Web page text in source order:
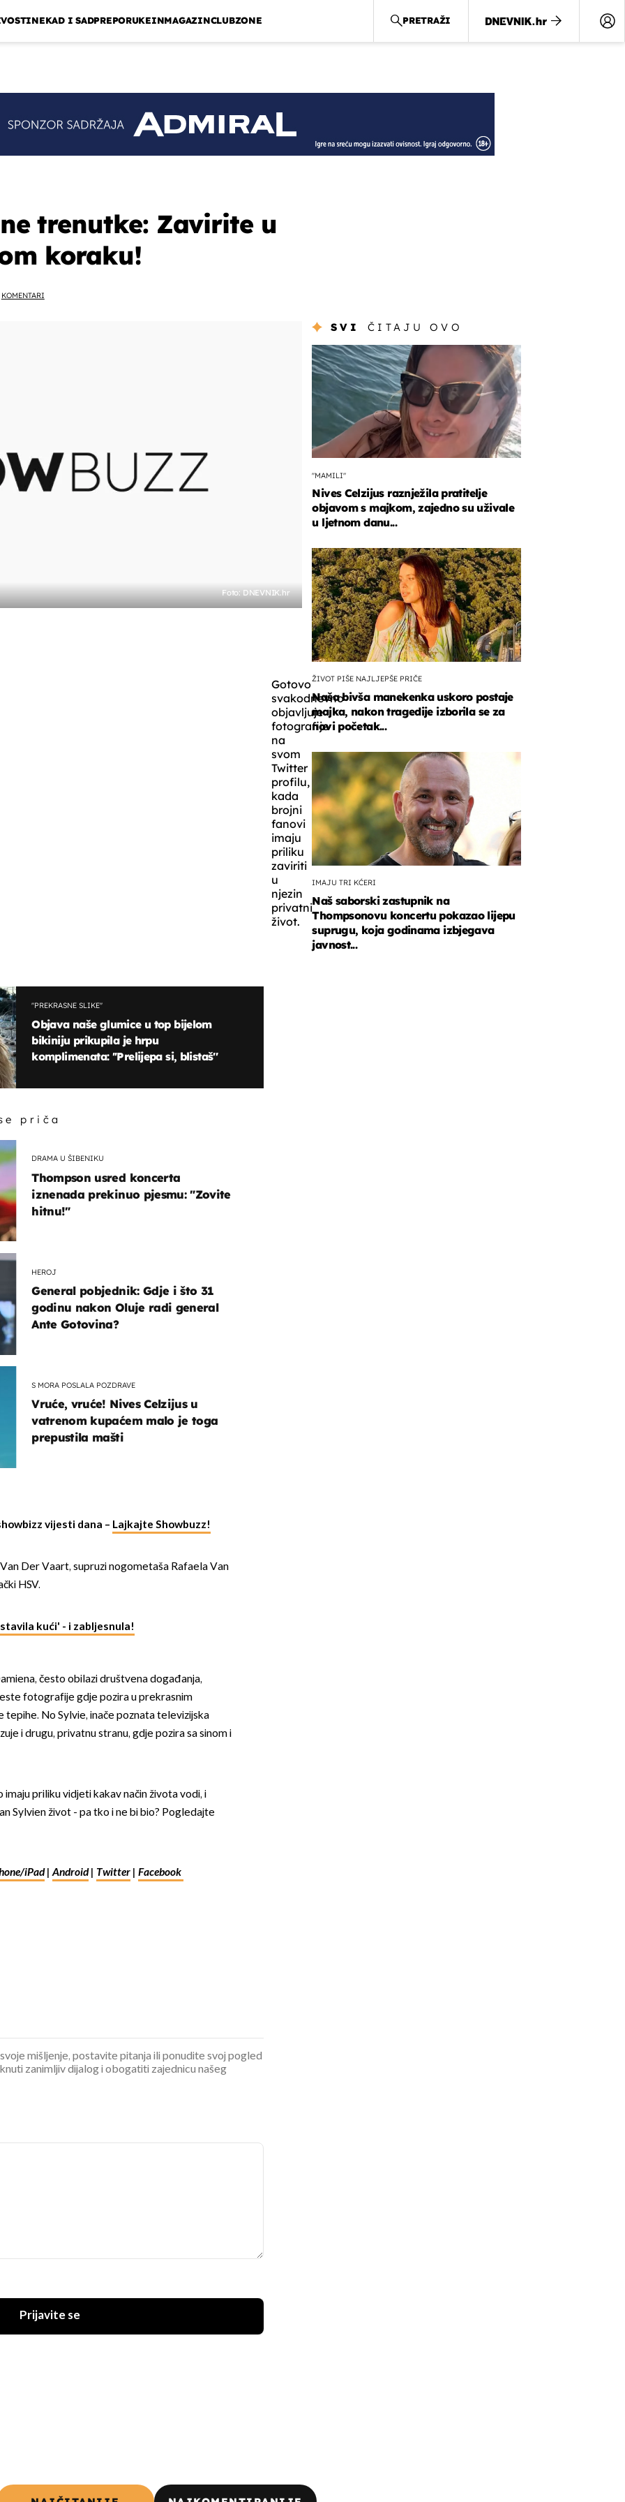
NEKAD I SADPREPORUKEINMAGAZINCLUBZONE PRETRAŽI
trenutke: Zavirite u
koraku!
KOMENTARI
Foto: DNEVNIK.hr
Gotovo
svakodnevno
objavljuje
fotografije
na
svom
Twitter
profilu,
kada
brojni
fanovi
imaju
priliku
zaviriti
u
njezin
privatni
život.
''PREKRASNE SLIKE''
Objava naše glumice u top bijelom
bikiniju prikupila je hrpu
komplimenata: ''Prelijepa si, blistaš''
priča
DRAMA U ŠIBENIKU
Thompson usred koncerta
iznenada prekinuo pjesmu: "Zovite
hitnu!"
HEROJ
General pobjednik: Gdje i što 31
godinu nakon Oluje radi general
Ante Gotovina?
S MORA POSLALA POZDRAVE
Vruće, vruće! Nives Celzijus u
vatrenom kupaćem malo je toga
prepustila mašti
vijesti dana – Lajkajte Showbuzz!
Der Vaart, supruzi nogometaša Rafaela Van
HSV.
kući' - i zabljesnula!
često obilazi društvena događanja,
fotografije gdje pozira u prekrasnim
tepihe. No Sylvie, inače poznata televizijska
i drugu, privatnu stranu, gdje pozira sa sinom i
priliku vidjeti kakav način života vodi, i
Sylvien život - pa tko i ne bi bio? Pogledajte
iPad|Android| Twitter| Facebook
SVI ČITAJU OVO
"MAMILI"
Nives Celzijus raznježila pratitelje
objavom s majkom, zajedno su uživale
u ljetnom danu...
ŽIVOT PIŠE NAJLJEPŠE PRIČE
Naša bivša manekenka uskoro postaje
majka, nakon tragedije izborila se za
novi početak...
IMAJU TRI KĆERI
Naš saborski zastupnik na
Thompsonovu koncertu pokazao lijepu
suprugu, koja godinama izbjegava
javnost...
mišljenje, postavite pitanja ili ponudite svoj pogled
zanimljiv dijalog i obogatiti zajednicu našeg
Prijavite se
OMOGUĆI OBAVIJESTI